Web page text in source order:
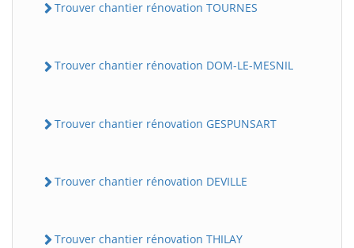
Trouver chantier rénovation TOURNES
Trouver chantier rénovation DOM-LE-MESNIL
Trouver chantier rénovation GESPUNSART
Trouver chantier rénovation DEVILLE
Trouver chantier rénovation THILAY